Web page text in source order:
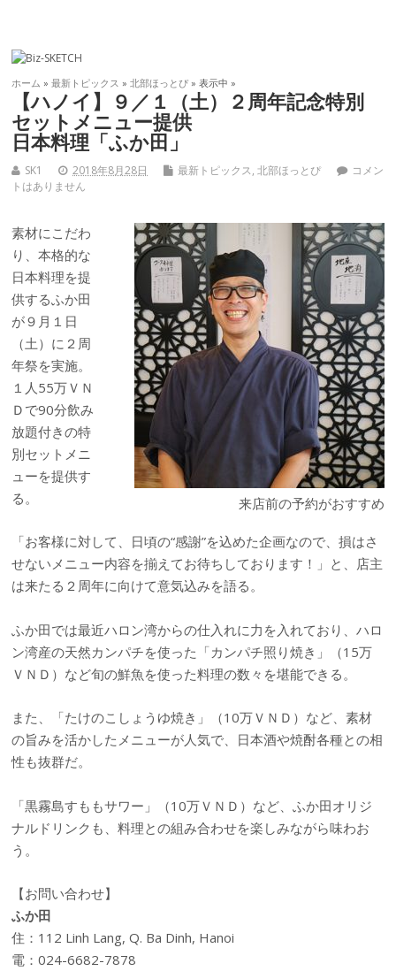
ホーム »最新トピックス »北部ほっとぴ » 表示中 »
【ハノイ】９／１（土）２周年記念特別
セットメニュー提供
日本料理「ふか田」
SK1 2018年8月28日 最新トピックス,北部ほっとぴ
コメン
トはありません
来店前の予約がおすすめ
素材にこだわ
り、本格的な
日本料理を提
供するふか田
が９月１日
（土）に２周
年祭を実施。
１人55万ＶＮ
Ｄで90分飲み
放題付きの特
別セットメニ
ューを提供す
る。
「お客様に対して、日頃の“感謝”を込めた企画なので、損はさ
せないメニュー内容を揃えてお待ちしております！」と、店主
は来たる２周年に向けて意気込みを語る。
ふか田では最近ハロン湾からの仕入れに力を入れており、ハロ
ン湾産の天然カンパチを使った「カンパチ照り焼き」（15万
ＶＮＤ）など旬の鮮魚を使った料理の数々を堪能できる。
また、「たけのこしょうゆ焼き」（10万ＶＮＤ）など、素材
の旨みを活かしたメニューが人気で、日本酒や焼酎各種との相
性も抜群だ。
「黒霧島すももサワー」（10万ＶＮＤ）など、ふか田オリジ
ナルドリンクも、料理との組み合わせを楽しみながら味わお
う。
【お問い合わせ】
ふか田
住：112 Linh Lang, Q. Ba Dinh, Hanoi
電：024-6682-7878